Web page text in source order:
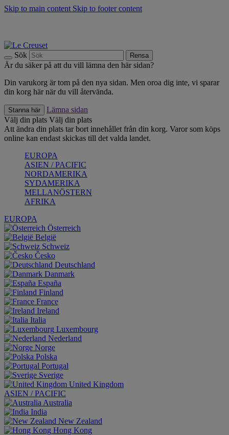
Skip to main content Skip to footer content
Sök Rensa
Är du säker på att du vill lämna den här sidan?
Din varukorg är tom på den nya sidan. Men oroa dig inte, vi sparar
din korg här när du vill återvända.
Stanna här
Lämna sidan
Välj din plats Välj din plats
Att ändra din plats tar bort innehållet från din korg. Varor som köps
online kan endast skickas till det valda landet.
EUROPA
ASIEN / PACIFIC
NORDAMERIKA
SYDAMERIKA
MELLANÖSTERN
AFRIKA
EUROPA
Österreich
België
Schweiz
Česko
Deutschland
Danmark
España
Finland
France
Ireland
Italia
Luxembourg
Nederland
Norge
Polska
Portugal
Sverige
United Kingdom
ASIEN / PACIFIC
Australia
India
New Zealand
Hong Kong